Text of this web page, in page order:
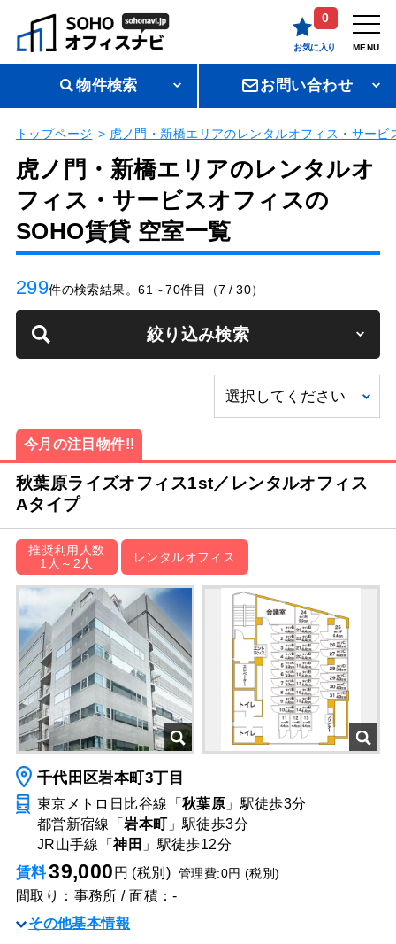
0
お気に入り MENU
物件検索 お問い合わせ
トップページ 虎ノ門・新橋エリアのレンタルオフィス・サー
虎ノ門・新橋エリアのレンタルオ
フィス・サービスオフィスの
SOHO賃貸 空室一覧
299件の検索結果。61～70件目（7 / 30）
絞り込み検索
今月の注目物件!!
秋葉原ライズオフィス1st／レンタルオフィス
Aタイプ
推奨利用人数
1人～2人
レンタルオフィス
千代田区岩本町3丁目
東京メトロ日比谷線「 秋葉原 」駅徒歩3分
都営新宿線「岩本町 」駅徒歩3分
JR山手線「神田 」駅徒歩12分
賃料39,000 円 (税別) 管理費:0円 (税別)
間取り：事務所 / 面積：-
その他基本情報